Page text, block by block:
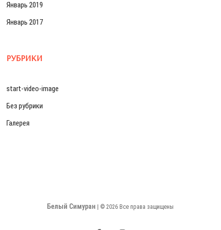
Январь 2019
Январь 2017
РУБРИКИ
start-video-image
Без рубрики
Галерея
Белый Симуран | © 2026 Все права защищены